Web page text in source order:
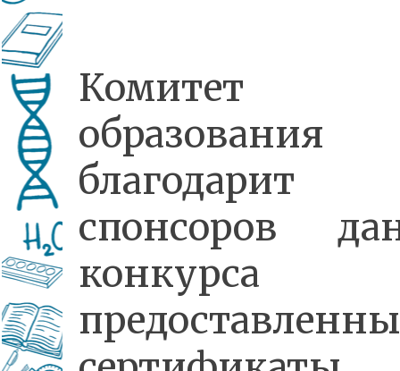
Комитет
образования
благодарит
спонсоров